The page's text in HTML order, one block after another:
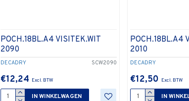
DECADRY SCW2090
POCH.18BL.A4 VISITEK.WIT
2090
€12,24
IN WINKELWAGEN
DECADRY
POCH.18BL.A4
2010
€12,50
IN